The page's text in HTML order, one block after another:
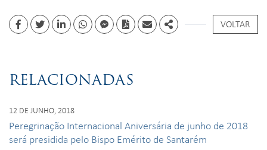
FacebookTwitterLinkedinwhatsappfacebook messenger
PDF EmailShare
VOLTAR
RELACIONADAS
12 DE JUNHO, 2018
Peregrinação Internacional Aniversária de junho de 2018
será presidida pelo Bispo Emérito de Santarém